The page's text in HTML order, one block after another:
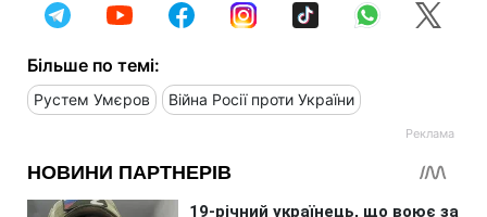
Більше по темі:
Рустем Умєров Війна Росії проти України